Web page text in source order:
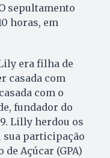
sepultamento
horas, em
era filha de
casada com
com o
fundador do
Lilly herdou os
sua participação
Açúcar (GPA)